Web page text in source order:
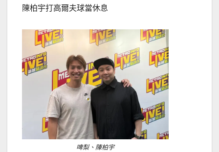
陳柏宇打高爾夫球當休息
啤梨、陳柏宇